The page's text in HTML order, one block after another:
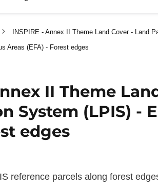
INSPIRE - Annex II Theme Land Cover - Land
Areas (EFA) - Forest edges
II Theme
System (LPIS) -
edges
reference parcels along forest